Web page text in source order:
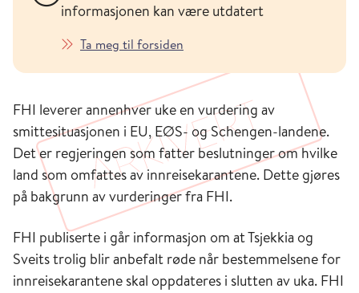
informasjonen kan være utdatert
Ta meg til forsiden
FHI leverer annenhver uke en vurdering av
smittesituasjonen i EU, EØS- og Schengen-landene.
Det er regjeringen som fatter beslutninger om hvilke
land som omfattes av innreisekarantene. Dette gjøres
på bakgrunn av vurderinger fra FHI.
FHI publiserte i går informasjon om at Tsjekkia og
Sveits trolig blir anbefalt røde når bestemmelsene for
innreisekarantene skal oppdateres i slutten av uka. FHI